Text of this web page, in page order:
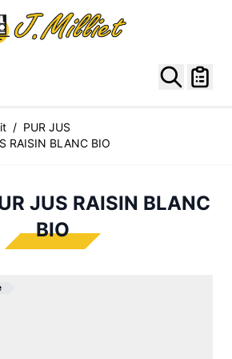
/ PUR JUS
RAISIN BLANC BIO
JUS RAISIN BLANC
BIO